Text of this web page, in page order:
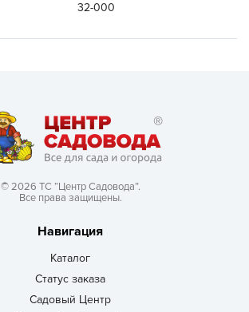
32-000
© 2026 ТС “Центр Садовода”.
Все права защищены.
Навигация
Каталог
Статус заказа
Садовый Центр